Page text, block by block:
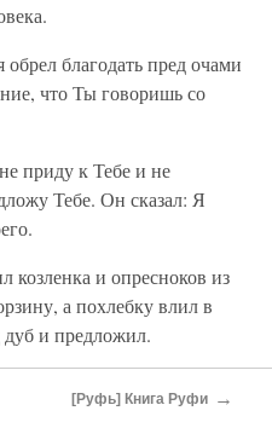
благодать пред очами
что Ты говоришь со
приду к Тебе и не
Тебе. Он сказал: Я
козленка и опресноков из
а похлебку влил в
и предложил.
похлебку. Он так и
[Руфь] Книга Руфи →